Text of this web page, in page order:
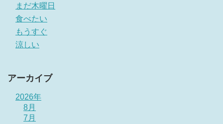
まだ木曜日
食べたい
もうすぐ
涼しい
アーカイブ
2026年
8月
7月